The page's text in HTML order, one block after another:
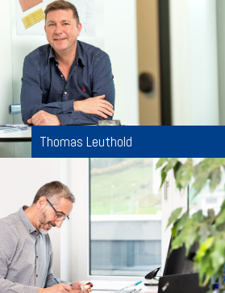
Thomas Leuthold